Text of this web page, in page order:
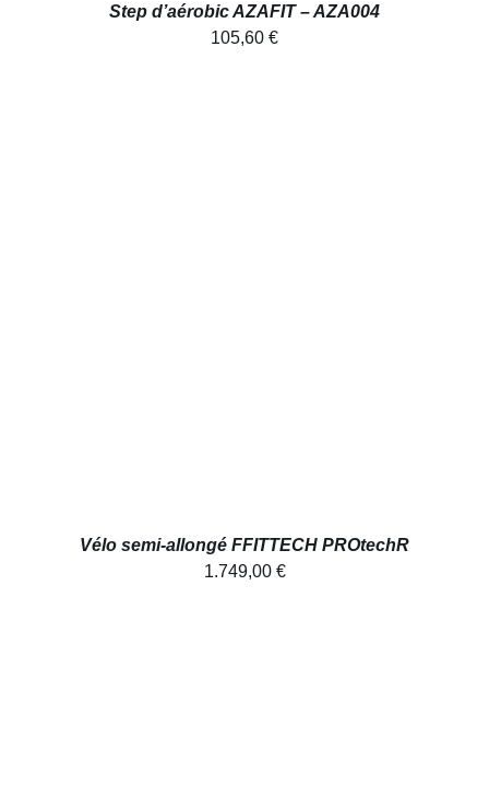
Step d’aérobic AZAFIT – AZA004
105,60 €
Vélo semi-allongé FFITTECH PROtechR
1.749,00 €